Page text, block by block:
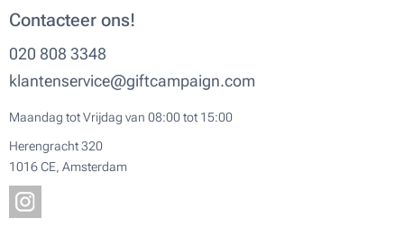
Contacteer ons!
020 808 3348
klantenservice@giftcampaign.com
Maandag tot Vrijdag van 08:00 tot 15:00
Herengracht 320
1016 CE, Amsterdam